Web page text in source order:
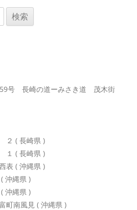
号 長崎の道ーみさき道 茂木街
２ ( 長崎県 )
１ ( 長崎県 )
( 沖縄県 )
縄県 )
縄県 )
南風見 ( 沖縄県 )